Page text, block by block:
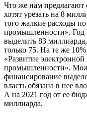
Что же нам предлагают
хотят урезать на 8
того жалкие расходы
промышленности». Год
выделить 83
только 75. На те же
«Развитие
промышленности».
финансирование
власть обязана в нее
А на 2021 год от ее
миллиарда.